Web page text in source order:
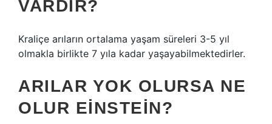
VARDIR?
Kraliçe arıların ortalama yaşam süreleri 3-5 yıl
olmakla birlikte 7 yıla kadar yaşayabilmektedirler.
ARILAR YOK OLURSA NE
OLUR EINSTEIN?